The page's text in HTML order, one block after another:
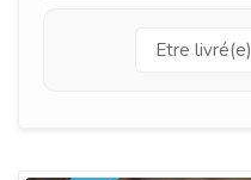
Etre livré(e)